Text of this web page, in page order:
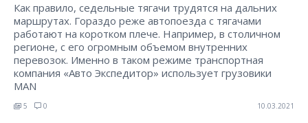
Как правило, седельные тягачи трудятся на дальних
маршрутах. Гораздо реже автопоезда с тягачами
работают на коротком плече. Например, в столичном
регионе, с его огромным объемом внутренних
перевозок. Именно в таком режиме транспортная
компания «Авто Экспедитор» использует грузовики
MAN
5 0 10.03.2021